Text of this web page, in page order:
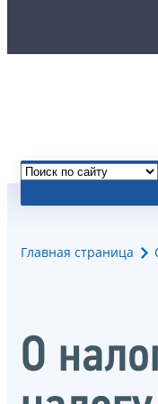
Главная страница
О